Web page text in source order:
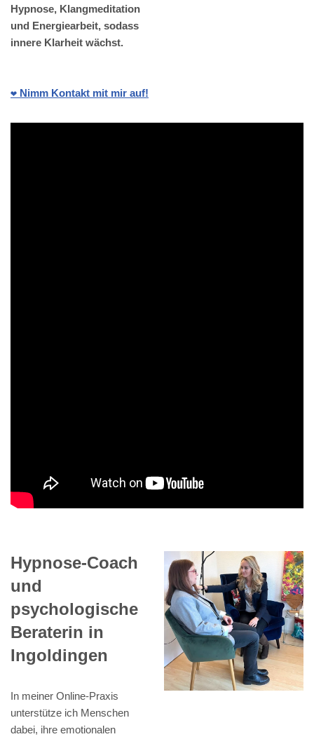
Hypnose, Klangmeditation
und Energiearbeit, sodass
innere Klarheit wächst.
❤️ Nimm Kontakt mit mir auf!
Hypnose-Coach
und
psychologische
Beraterin in
Ingoldingen
In meiner Online-Praxis
unterstütze ich Menschen
dabei, ihre emotionalen